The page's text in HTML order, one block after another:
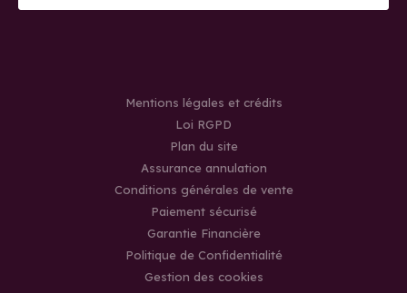
Mentions légales et crédits
Loi RGPD
Plan du site
Assurance annulation
Conditions générales de vente
Paiement sécurisé
Garantie Financière
Politique de Confidentialité
Gestion des cookies